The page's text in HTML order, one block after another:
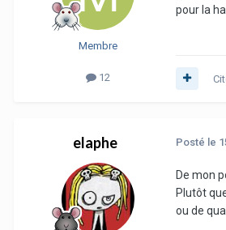
Membre
12
pour la
elaphe Posté le
De mon
Plutôt
ou de